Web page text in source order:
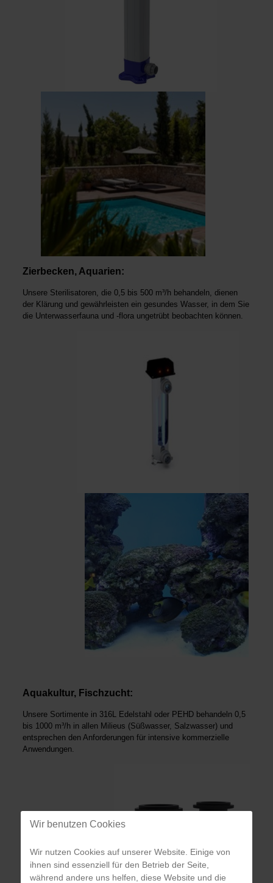
Zierbecken, Aquarien:
Unsere Sterilisatoren, die 0,5 bis 500 m³/h behandeln, dienen
der Klärung und gewährleisten ein gesundes Wasser, in dem Sie
die Unterwasserfauna und -flora unge­trübt beobachten können.
Aquakultur, Fischzucht:
Unsere Sortimente in 316L Edelstahl oder PEHD behandeln 0,5
bis 1000 m³/h in allen Milieus (Süßwasser, Salzwasser) und
entsprechen den Anforderungen für intensive kom­merzielle
Anwendungen.
Wir benutzen Cookies
Wir nutzen Cookies auf unserer Website. Einige von
ihnen sind essenziell für den Betrieb der Seite,
während andere uns helfen, diese Website und die